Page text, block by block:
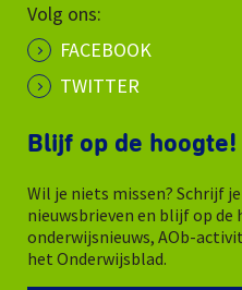
Volg ons:
FACEBOOK
TWITTER
Blijf op de hoogte!
Wil je niets missen? Schrijf
nieuwsbrieven en blijf op de
onderwijsnieuws, AOb-
het Onderwijsblad.